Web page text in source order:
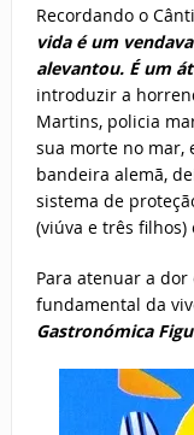
Recordando o
vida é um
alevantou. É um
introduzir a
Martins, policia
sua morte no mar,
bandeira alemã,
sistema de
(viúva e três
Para atenuar a
fundamental da
Gastronómica